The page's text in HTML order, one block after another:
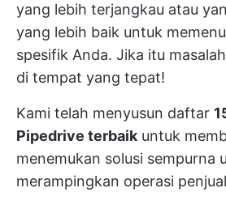
yang lebih terjangkau atau
yang lebih baik untuk
spesifik Anda. Jika itu
di tempat yang tepat!
Kami telah menyusun daftar
Pipedrive terbaik untuk
menemukan solusi sempurna
merampingkan operasi